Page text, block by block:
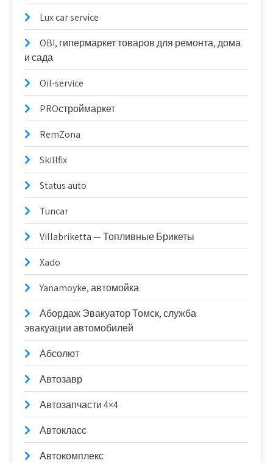
Lux car service
OBI, гипермаркет товаров для ремонта, дома
и сада
Oil-service
PROстроймаркет
RemZona
Skillfix
Status auto
Tuncar
Villabriketta — Топливные Брикеты
Xado
Yanamoyke, автомойка
Абордаж Эвакуатор Томск, служба
эвакуации автомобилей
Абсолют
Автозавр
Автозапчасти 4×4
Автокласс
Автокомплекс